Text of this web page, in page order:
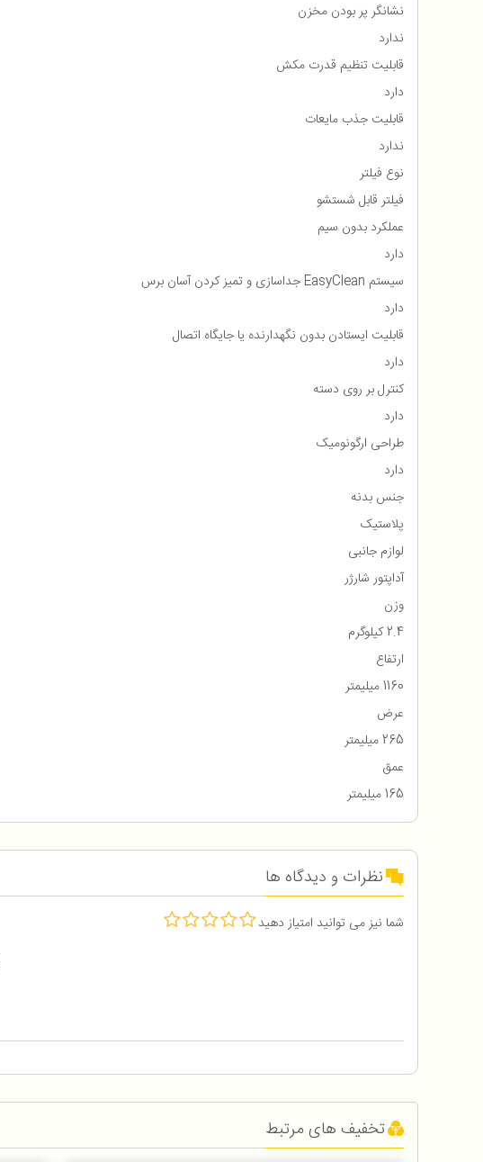
نشانگر پر بودن مخزن
ندارد
قابلیت تنظیم قدرت مکش
دارد
قابلیت جذب مایعات
ندارد
نوع فیلتر
فیلتر قابل شستشو
عملکرد بدون سیم
دارد
سیستم EasyClean جداسازی و تمیز کردن آسان برس
دارد
قابلیت ایستادن بدون نگهدارنده یا جایگاه اتصال
دارد
کنترل بر روی دسته
دارد
طراحی ارگونومیک
دارد
جنس بدنه
پلاستیک
لوازم جانبی
آداپتور شارژر
وزن
2.4 کیلوگرم
ارتفاع
1160 میلیمتر
عرض
265 میلیمتر
عمق
165 میلیمتر
نظرات و دیدگاه ها
شما نیز می توانید امتیاز دهید
تخفیف های مرتبط